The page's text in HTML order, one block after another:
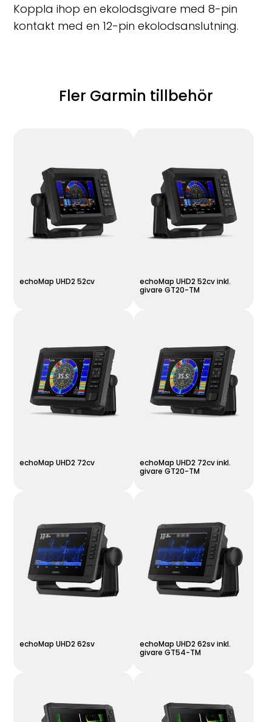
Koppla ihop en ekolodsgivare med 8-pin
kontakt med en 12-pin ekolodsanslutning.
Fler Garmin tillbehör
echoMap UHD2 52cv
echoMap UHD2 52cv inkl.
givare GT20-TM
echoMap UHD2 72cv
echoMap UHD2 72cv inkl.
givare GT20-TM
echoMap UHD2 62sv
echoMap UHD2 62sv inkl.
givare GT54-TM